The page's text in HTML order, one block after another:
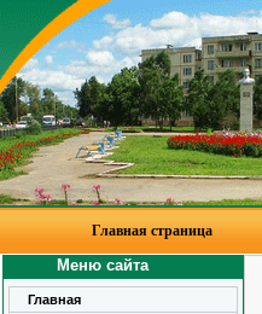
Главная страница
Меню сайта
Главная